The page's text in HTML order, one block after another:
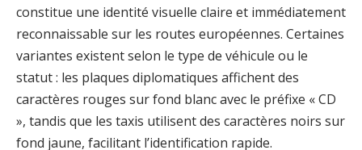
constitue une identité visuelle claire et immédiatement
reconnaissable sur les routes européennes. Certaines
variantes existent selon le type de véhicule ou le
statut : les plaques diplomatiques affichent des
caractères rouges sur fond blanc avec le préfixe « CD
», tandis que les taxis utilisent des caractères noirs sur
fond jaune, facilitant l’identification rapide.